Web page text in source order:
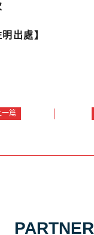
出處】
一篇
PARTNER